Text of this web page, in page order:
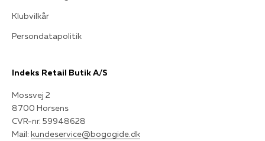
Klubvilkår
Persondatapolitik
Indeks Retail Butik A/S
Mossvej 2
8700 Horsens
CVR-nr. 59948628
Mail: kundeservice@bogogide.dk